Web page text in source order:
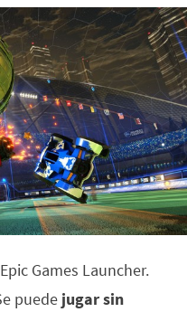
Games Launcher.
puede jugar sin